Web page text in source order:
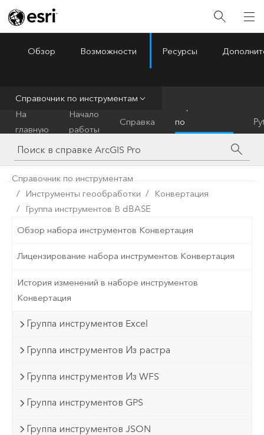
ArcGIS Pro
Обзор Возможности Ресурсы
Справочник по инструментам
На
главную
Начало
работы
Справка
по
инструментам
Справочник по инструментам
Инструменты геообработки
Конвертация
Группа инструментов В dBASE
Обзор набора инструментов Конвертация
Лицензирование набора инструментов Конвертация
История изменений в наборе инструментов
Конвертация
Группа инструментов Excel
Группа инструментов Из растра
Группа инструментов Из WFS
Группа инструментов GPS
Группа инструментов JSON